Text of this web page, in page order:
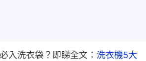
入洗衣袋？即睇全文： 洗衣機5大